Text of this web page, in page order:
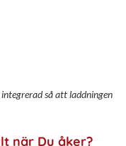
så att laddningen
när Du åker?